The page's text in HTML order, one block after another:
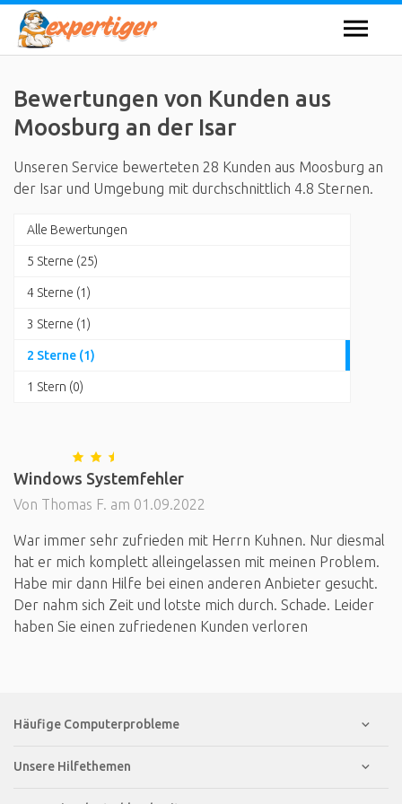
Bewertungen von Kunden aus
Moosburg an der Isar
Unseren Service bewerteten 28 Kunden aus Moosburg an
der Isar und Umgebung mit durchschnittlich 4.8 Sternen.
Alle Bewertungen
5 Sterne (25)
4 Sterne (1)
3 Sterne (1)
2 Sterne (1)
1 Stern (0)
Windows Systemfehler
Von Thomas F. am 01.09.2022
War immer sehr zufrieden mit Herrn Kuhnen. Nur diesmal
hat er mich komplett alleingelassen mit meinen Problem.
Habe mir dann Hilfe bei einen anderen Anbieter gesucht.
Der nahm sich Zeit und lotste mich durch. Schade. Leider
haben Sie einen zufriedenen Kunden verloren
Häufige Computerprobleme
Unsere Hilfethemen